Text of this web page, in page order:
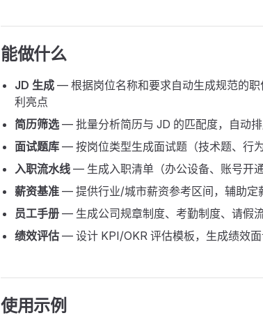
能做什么
JD 生成 — 根据岗位名称和要求自动生成规范的
利亮点
简历筛选 — 批量分析简历与 JD 的匹配度，自动
面试题库 — 按岗位类型生成面试题（技术题、行
入职流水线 — 生成入职清单（办公设备、账号开
薪资基准 — 提供行业/城市薪资参考区间，辅助定
员工手册 — 生成公司规章制度、考勤制度、请假
绩效评估 — 设计 KPI/OKR 评估模板，生成绩效
使用示例